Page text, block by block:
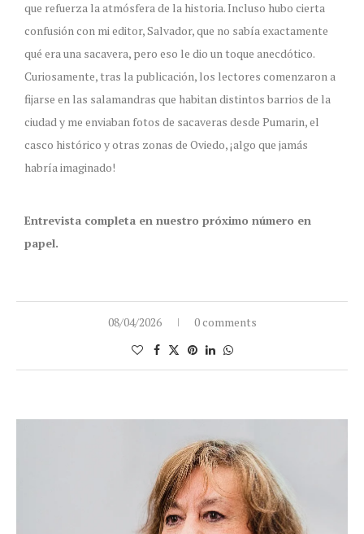
que refuerza la atmósfera de la historia. Incluso hubo cierta
confusión con mi editor, Salvador, que no sabía exactamente
qué era una sacavera, pero eso le dio un toque anecdótico.
Curiosamente, tras la publicación, los lectores comenzaron a
fijarse en las salamandras que habitan distintos barrios de la
ciudad y me enviaban fotos de sacaveras desde Pumarin, el
casco histórico y otras zonas de Oviedo, ¡algo que jamás
habría imaginado!
Entrevista completa en nuestro próximo número en
papel.
08/04/2026 0 comments